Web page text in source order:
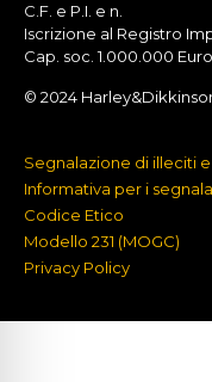
C.F. e P.I. e n.
Iscrizione al Registro
Cap. soc. 1.000.000 Euro
© 2024
Segnalazione di illeciti
Informativa per i
Codice Etico
Modello 231 (MOGC)
Privacy Policy